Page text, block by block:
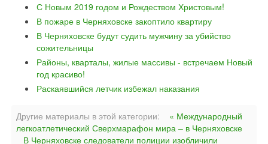
С Новым 2019 годом и Рождеством Христовым!
В пожаре в Черняховске закоптило квартиру
В Черняховске будут судить мужчину за убийство
сожительницы
Районы, кварталы, жилые массивы - встречаем Новый
год красиво!
Раскаявшийся летчик избежал наказания
Другие материалы в этой категории:
« Международный
легкоатлетический Сверхмарафон мира – в Черняховске
В Черняховске следователи полиции изобличили